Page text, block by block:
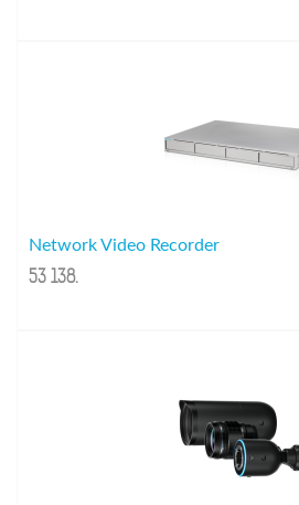
Network Video Recorder
53 138.